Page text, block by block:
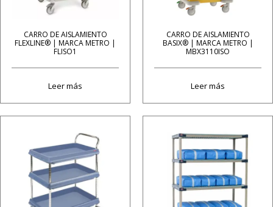
CARRO DE AISLAMIENTO
FLEXLINE® | MARCA METRO |
FLISO1
Leer más
CARRO DE AISLAMIENTO
BASIX® | MARCA METRO |
MBX3110ISO
Leer más